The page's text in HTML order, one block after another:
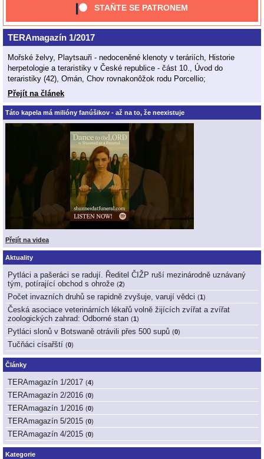
STAŇTE SE PATRONEM
TERAmagazín 1/2017
Mořské želvy, Playtsauři - nedoceněné klenoty v teráriích, Historie
herpetologie a teraristiky v České republice - část 10., Úvod do
teraristiky (42), Omán, Chov rovnakonôžok rodu Porcellio;
Přejít na článek
Táto kapela má milióny fanúšikov - až na to, že neexistuje
Přejít na videa
Aktuality
Pytláci a pašeráci se radují. Ředitel ČIŽP ruší mezinárodně uznávaný
tým, potírající obchod s ohrože (2)
Počet invazních druhů se rapidně zvyšuje, varují vědci (1)
Česká asociace veterinárních lékařů volně žijících zvířat a zvířat
zoologických zahrad: Odborné stan (1)
Pytláci slonů v Botswaně otrávili přes 500 supů (0)
Tučňáci císařští (0)
Články
TERAmagazín 1/2017 (4)
TERAmagazín 2/2016 (0)
TERAmagazín 1/2016 (0)
TERAmagazín 5/2015 (0)
TERAmagazín 4/2015 (0)
Kategorie